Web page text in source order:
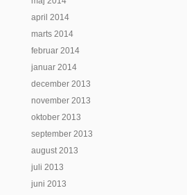
april 2014
marts 2014
februar 2014
januar 2014
december 2013
november 2013
oktober 2013
september 2013
august 2013
juli 2013
juni 2013